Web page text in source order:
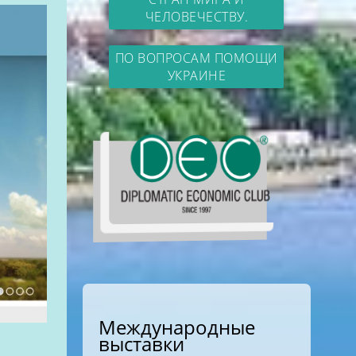
ЧЕЛОВЕЧЕСТВУ.
ПО ВОПРОСАМ ПОМОЩИ
УКРАИНЕ
Международные
выставки